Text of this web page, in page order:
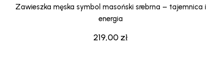
219,00 zł
Zawieszka męska symbol masoński srebrna – tajemnica i
energia